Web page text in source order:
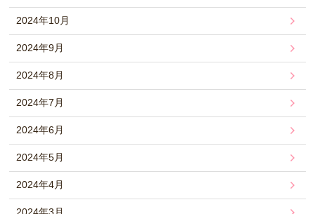
2024年10月
2024年9月
2024年8月
2024年7月
2024年6月
2024年5月
2024年4月